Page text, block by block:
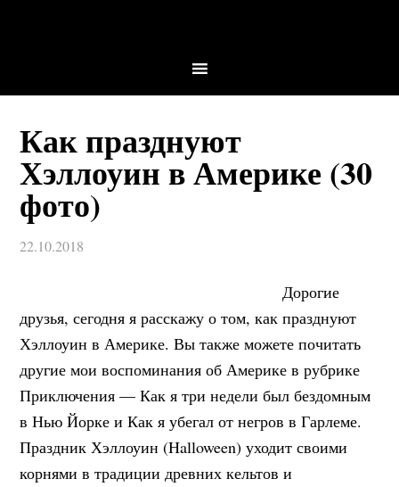
Как празднуют
Хэллоуин в Америке (30
фото)
22.10.2018
Дорогие
друзья, сегодня я расскажу о том, как празднуют
Хэллоуин в Америке. Вы также можете почитать
другие мои воспоминания об Америке в рубрике
Приключения — Как я три недели был бездомным
в Нью Йорке и Как я убегал от негров в Гарлеме.
Праздник Хэллоуин (Halloween) уходит своими
корнями в традиции древних кельтов и